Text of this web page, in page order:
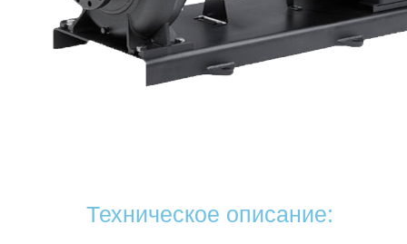
Техническое описание: